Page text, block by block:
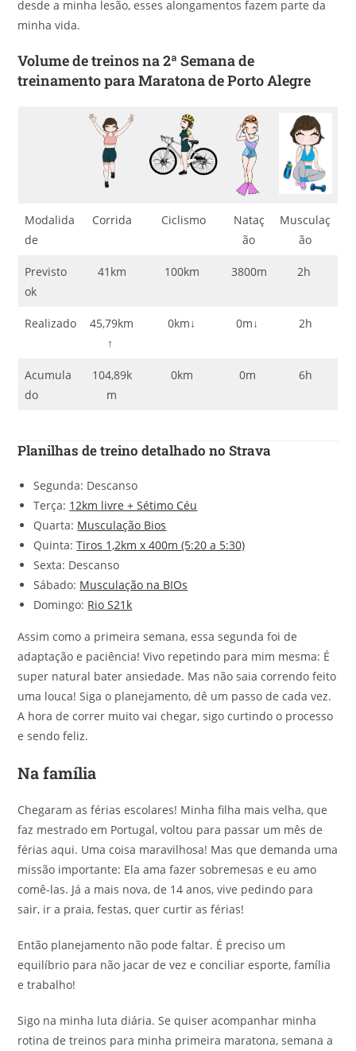
desde a minha lesão, esses alongamentos fazem parte da
minha vida.
Volume de treinos na 2ª Semana de
treinamento para Maratona de Porto Alegre
Modalida
de
Corrida Ciclismo
Nataç
ão
Musculaç
ão
Previsto
ok
41km 100km 3800m 2h
Realizado
45,79km
↑
0km↓ 0m↓ 2h
Acumula
do
104,89k
m
0km 0m 6h
Planilhas de treino detalhado no Strava
Segunda: Descanso
Terça: 12km livre + Sétimo Céu
Quarta: Musculação Bios
Quinta:Tiros 1,2km x 400m (5:20 a 5:30)
Sexta: Descanso
Sábado: Musculação na BIOs
Domingo: Rio S21k
Assim como a primeira semana, essa segunda foi de
adaptação e paciência! Vivo repetindo para mim mesma: É
super natural bater ansiedade. Mas não saia correndo feito
uma louca! Siga o planejamento, dê um passo de cada vez.
A hora de correr muito vai chegar, sigo curtindo o processo
e sendo feliz.
Na família
Chegaram as férias escolares! Minha filha mais velha, que
faz mestrado em Portugal, voltou para passar um mês de
férias aqui. Uma coisa maravilhosa! Mas que demanda uma
missão importante: Ela ama fazer sobremesas e eu amo
comê-las. Já a mais nova, de 14 anos, vive pedindo para
sair, ir a praia, festas, quer curtir as férias!
Então planejamento não pode faltar. É preciso um
equilíbrio para não jacar de vez e conciliar esporte, família
e trabalho!
Sigo na minha luta diária. Se quiser acompanhar minha
rotina de treinos para minha primeira maratona, semana a